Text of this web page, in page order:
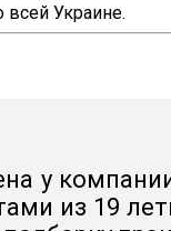
всей Украине.
у
из 19